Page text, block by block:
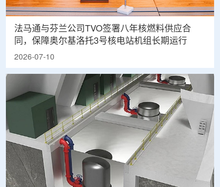
法马通与芬兰公司TVO签署八年核燃料供应合
同，保障奥尔基洛托3号核电站机组长期运行
2026-07-10